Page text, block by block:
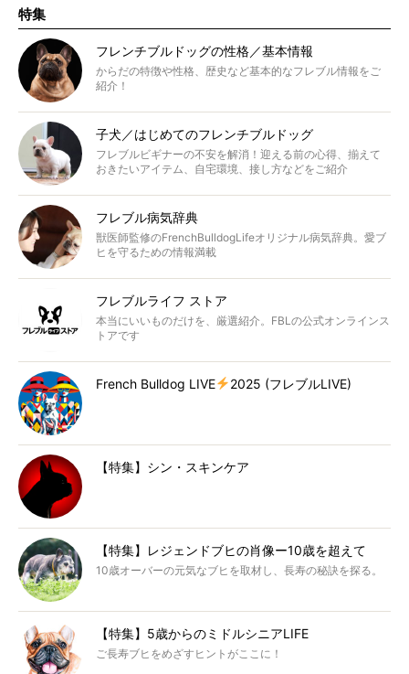
特集
フレンチブルドッグの性格／基本情報
からだの特徴や性格、歴史など基本的なフレブル情報をご
紹介！
子犬／はじめてのフレンチブルドッグ
フレブルビギナーの不安を解消！迎える前の心得、揃えて
おきたいアイテム、自宅環境、接し方などをご紹介
フレブル病気辞典
獣医師監修のFrenchBulldogLifeオリジナル病気辞典。愛ブ
ヒを守るための情報満載
フレブルライフ ストア
本当にいいものだけを、厳選紹介。FBLの公式オンラインス
トアです
French Bulldog LIVE 2025 (フレブルLIVE)
【特集】シン・スキンケア
【特集】レジェンドブヒの肖像ー10歳を超えて
10歳オーバーの元気なブヒを取材し、長寿の秘訣を探る。
【特集】5歳からのミドルシニアLIFE
ご長寿ブヒをめざすヒントがここに！